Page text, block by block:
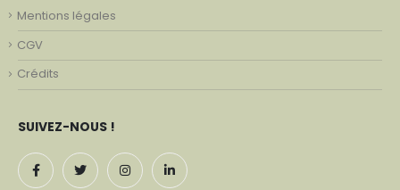
Mentions légales
CGV
Crédits
SUIVEZ-NOUS !